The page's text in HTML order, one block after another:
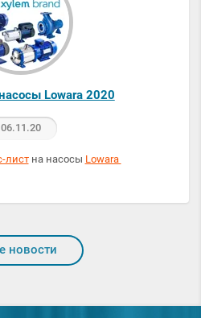
Lowara 2020
06.11.20
листна насосы Lowara
новости